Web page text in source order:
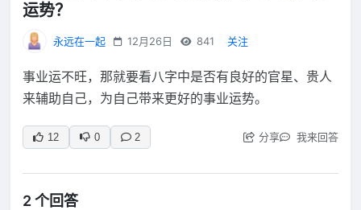
运势？
永远在一起 12月26日 841 关注
事业运不旺，那就要看八字中是否有良好的官星、贵人
来辅助自己，为自己带来更好的事业运势。
12 0 2 分享 我来回答
2 个回答